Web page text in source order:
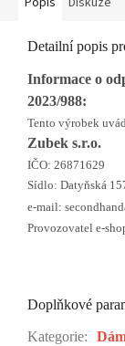
Detailní popis
Informace o
2023/988:
Tento výrobek
Zubek s.r.o.
IČO: 26871629
Sídlo: Datyňská
e-mail:
Provozovatel e-
Doplňkové
Kategorie: